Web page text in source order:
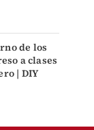
de los
a clases
| DIY